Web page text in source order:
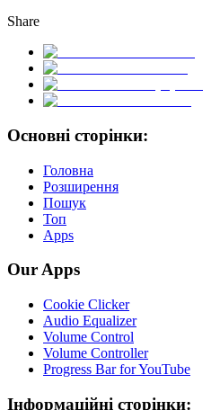
Share
Основні сторінки:
Головна
Розширення
Пошук
Топ
Apps
Our Apps
Cookie Clicker
Audio Equalizer
Volume Control
Volume Controller
Progress Bar for YouTube
Інформаційні сторінки: